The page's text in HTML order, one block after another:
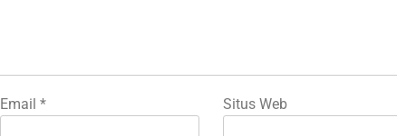
Email * Situs Web